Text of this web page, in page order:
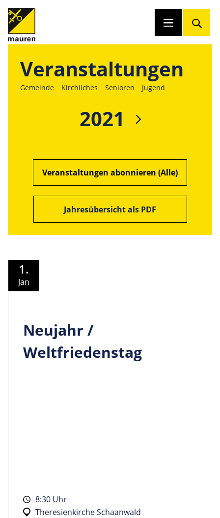
Veranstaltungen
Gemeinde Kirchliches Senioren Jugend
2021
Veranstaltungen abonnieren (Alle)
Jahresübersicht als PDF
1.
Jan
Neujahr /
Weltfriedenstag
8:30 Uhr
Theresienkirche Schaanwald